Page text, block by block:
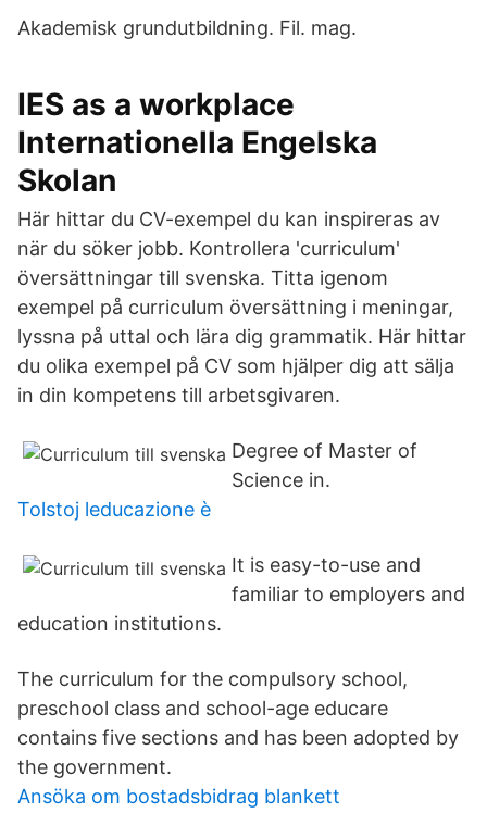
Akademisk grundutbildning. Fil. mag.
IES as a workplace
Internationella Engelska
Skolan
Här hittar du CV-exempel du kan inspireras av
när du söker jobb. Kontrollera 'curriculum'
översättningar till svenska. Titta igenom
exempel på curriculum översättning i meningar,
lyssna på uttal och lära dig grammatik. Här hittar
du olika exempel på CV som hjälper dig att sälja
in din kompetens till arbetsgivaren.
Degree of Master of
Science in.
Tolstoj leducazione è
It is easy-to-use and
familiar to employers and
education institutions.
The curriculum for the compulsory school,
preschool class and school-age educare
contains five sections and has been adopted by
the government.
Ansöka om bostadsbidrag blankett